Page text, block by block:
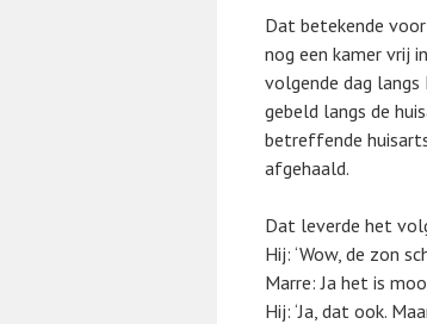
Dat betekende
nog een kamer vrij
volgende dag langs
gebeld langs de
betreffende
afgehaald.
Dat leverde het
Hij: ‘Wow, de zon
Marre: Ja het is
Hij: ‘Ja, dat ook.